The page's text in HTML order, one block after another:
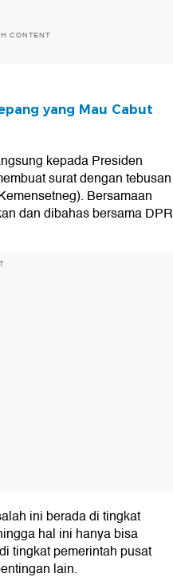
CONTENT
yang Mau Cabut
kepada Presiden
surat dengan tebusan
Bersamaan
dan dibahas bersama DPR
ini berada di tingkat
hal ini hanya bisa
tingkat pemerintah pusat
lain.